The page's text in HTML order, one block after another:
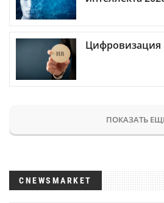
Цифровизация
ПОКАЗАТЬ
CNEWSMARKET